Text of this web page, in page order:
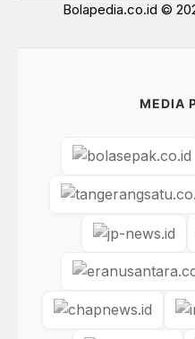
Bolapedia.co.id ©
MEDIA